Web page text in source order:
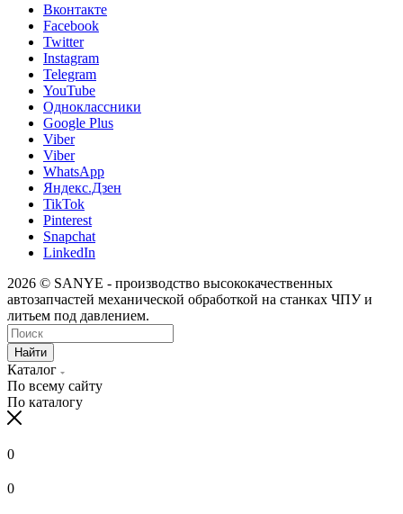
Вконтакте
Facebook
Twitter
Instagram
Telegram
YouTube
Одноклассники
Google Plus
Viber
Viber
WhatsApp
Яндекс.Дзен
TikTok
Pinterest
Snapchat
LinkedIn
2026 © SANYE - производство высококачественных
автозапчастей механической обработкой на станках ЧПУ и
литьем под давлением.
Найти
Каталог
По всему сайту
По каталогу
0
0